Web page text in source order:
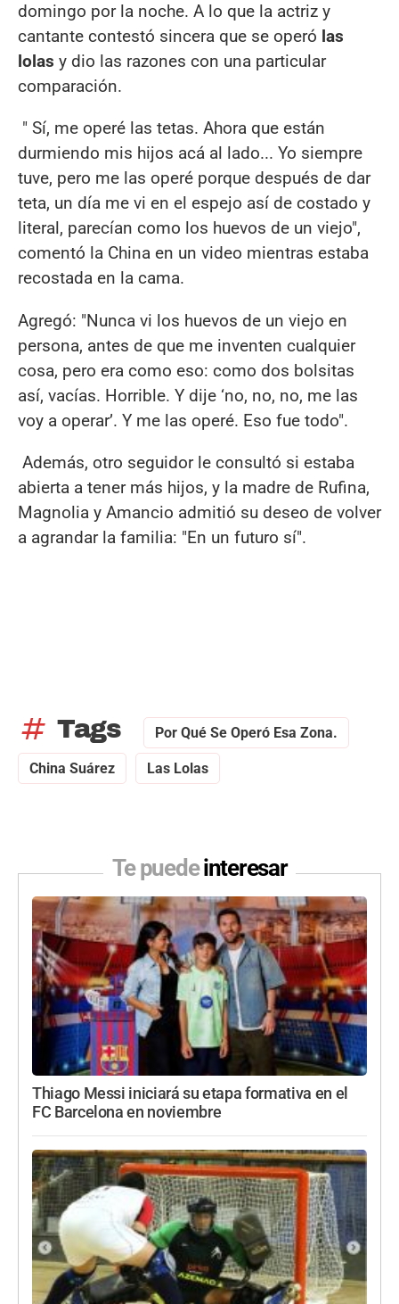
domingo por la noche. A lo que la actriz y
cantante contestó sincera que se operó las
lolas y dio las razones con una particular
comparación.
" Sí, me operé las tetas. Ahora que están
durmiendo mis hijos acá al lado... Yo siempre
tuve, pero me las operé porque después de dar
teta, un día me vi en el espejo así de costado y
literal, parecían como los huevos de un viejo",
comentó la China en un video mientras estaba
recostada en la cama.
Agregó: "Nunca vi los huevos de un viejo en
persona, antes de que me inventen cualquier
cosa, pero era como eso: como dos bolsitas
así, vacías. Horrible. Y dije ‘no, no, no, me las
voy a operar’. Y me las operé. Eso fue todo".
Además, otro seguidor le consultó si estaba
abierta a tener más hijos, y la madre de Rufina,
Magnolia y Amancio admitió su deseo de volver
a agrandar la familia: "En un futuro sí".
tag Tags Por Qué Se Operó Esa Zona.
China Suárez Las Lolas
Te puedeinteresar
Thiago Messi iniciará su etapa formativa en el
FC Barcelona en noviembre